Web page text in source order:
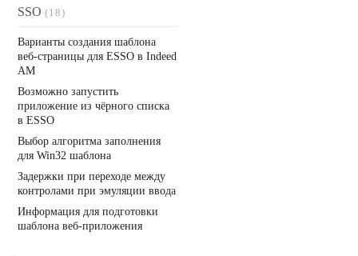
SSO (18)
Варианты создания шаблона
веб-страницы для ESSO в Indeed
AM
Возможно запустить
приложение из чёрного списка
в ESSO
Выбор алгоритма заполнения
для Win32 шаблона
Задержки при переходе между
контролами при эмуляции ввода
Информация для подготовки
шаблона веб-приложения